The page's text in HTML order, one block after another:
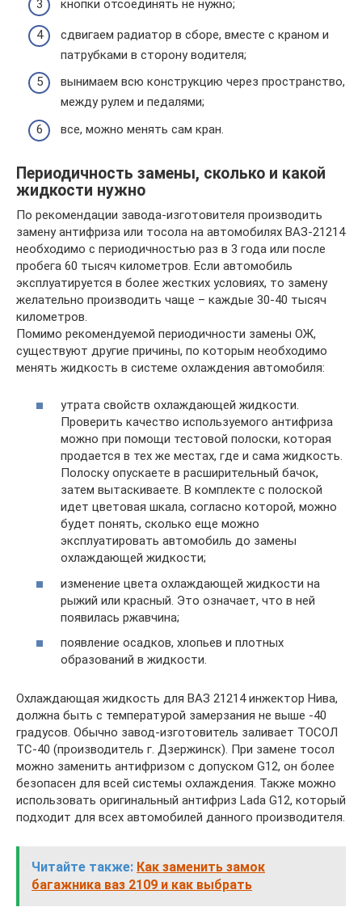
кнопки отсоединять не нужно;
сдвигаем радиатор в сборе, вместе с краном и
патрубками в сторону водителя;
вынимаем всю конструкцию через пространство,
между рулем и педалями;
все, можно менять сам кран.
Периодичность замены, сколько и какой
жидкости нужно
По рекомендации завода-изготовителя производить
замену антифриза или тосола на автомобилях ВАЗ-21214
необходимо с периодичностью раз в 3 года или после
пробега 60 тысяч километров. Если автомобиль
эксплуатируется в более жестких условиях, то замену
желательно производить чаще – каждые 30-40 тысяч
километров.
Помимо рекомендуемой периодичности замены ОЖ,
существуют другие причины, по которым необходимо
менять жидкость в системе охлаждения автомобиля:
утрата свойств охлаждающей жидкости.
Проверить качество используемого антифриза
можно при помощи тестовой полоски, которая
продается в тех же местах, где и сама жидкость.
Полоску опускаете в расширительный бачок,
затем вытаскиваете. В комплекте с полоской
идет цветовая шкала, согласно которой, можно
будет понять, сколько еще можно
эксплуатировать автомобиль до замены
охлаждающей жидкости;
изменение цвета охлаждающей жидкости на
рыжий или красный. Это означает, что в ней
появилась ржавчина;
появление осадков, хлопьев и плотных
образований в жидкости.
Охлаждающая жидкость для ВАЗ 21214 инжектор Нива,
должна быть с температурой замерзания не выше -40
градусов. Обычно завод-изготовитель заливает ТОСОЛ
ТС-40 (производитель г. Дзержинск). При замене тосол
можно заменить антифризом с допуском G12, он более
безопасен для всей системы охлаждения. Также можно
использовать оригинальный антифриз Lada G12, который
подходит для всех автомобилей данного производителя.
Читайте также: Как заменить замок
багажника ваз 2109 и как выбрать